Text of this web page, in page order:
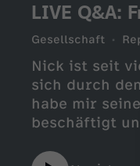
LIVE Q&A:
Gesellschaft
Nick ist seit
sich durch
habe mir
beschäftigt
soll man mit
Deutschland